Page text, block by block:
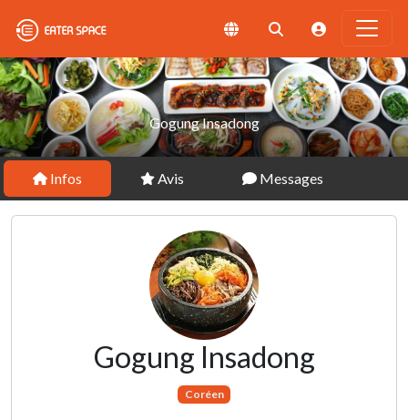
Gogung Insadong
Infos Avis Messages
Gogung Insadong
Coréen